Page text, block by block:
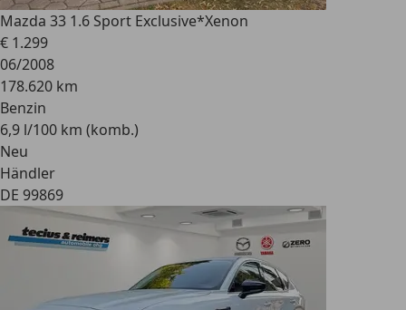
Mazda 33 1.6 Sport Exclusive*Xenon
€ 1.299
06/2008
178.620 km
Benzin
6,9 l/100 km (komb.)
Neu
Händler
DE 99869